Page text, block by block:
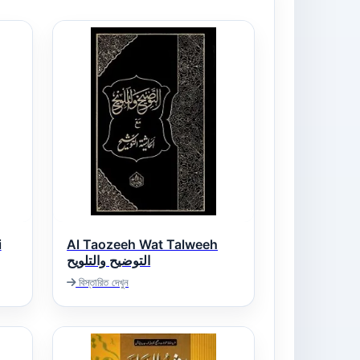
Al Taozeeh Wat Talweeh
التوضیح والتلویح
বিস্তারিত দেখুন